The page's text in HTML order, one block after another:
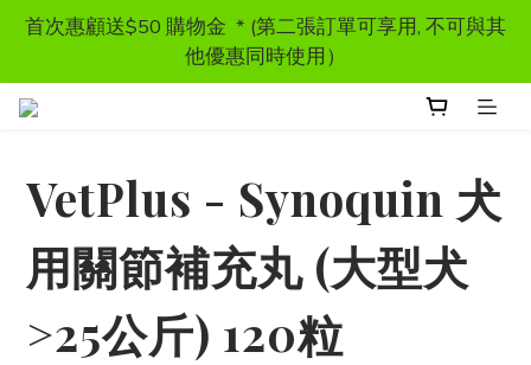
首次惠顧送$50 購物金  * (第二張訂單可享用, 不可與其
他優惠同時使用）
首次惠顧送$50 購物金  * (第二張訂單可享用, 不可與其
他優惠同時使用）
訂單滿HKD300 以上可享香港免運費
首次惠顧送$50 購物金  * (第二張訂單可享用, 不可與其
VetPlus - Synoquin 犬
用關節補充丸 (大型犬
>25公斤) 120粒